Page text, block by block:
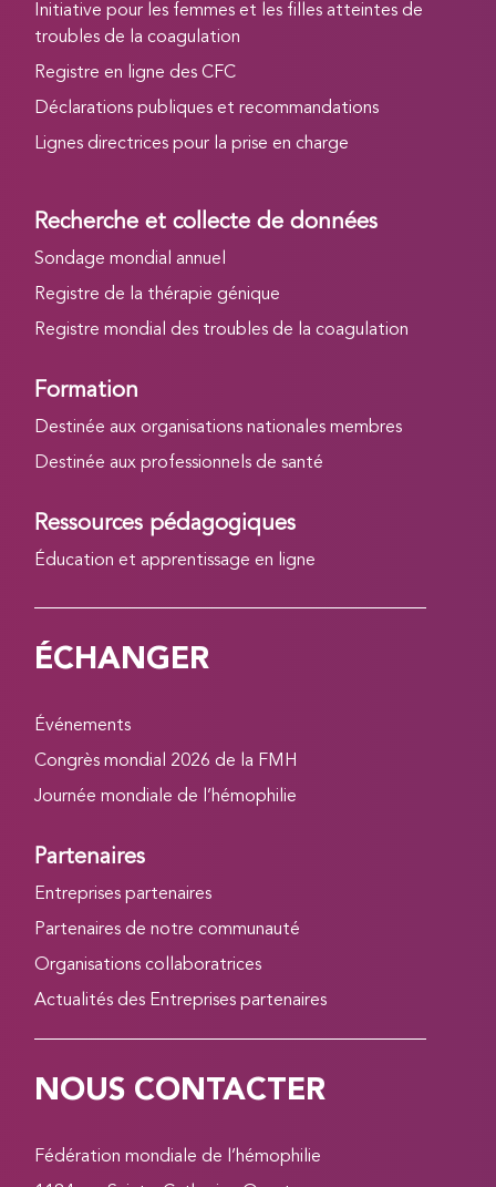
Initiative pour les femmes et les filles atteintes de
troubles de la coagulation
Registre en ligne des CFC
Déclarations publiques et recommandations
Lignes directrices pour la prise en charge
Recherche et collecte de données
Sondage mondial annuel
Registre de la thérapie génique
Registre mondial des troubles de la coagulation
Formation
Destinée aux organisations nationales membres
Destinée aux professionnels de santé
Ressources pédagogiques
Éducation et apprentissage en ligne
ÉCHANGER
Événements
Congrès mondial 2026 de la FMH
Journée mondiale de l’hémophilie
Partenaires
Entreprises partenaires
Partenaires de notre communauté
Organisations collaboratrices
Actualités des Entreprises partenaires
NOUS CONTACTER
Fédération mondiale de l’hémophilie